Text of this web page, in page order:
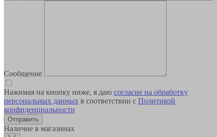
Сообщение
Нажимая на кнопку ниже, я даю согласие на обработку
персональных данных в соответствии с Политикой
конфиденциальности
Наличие в магазинах